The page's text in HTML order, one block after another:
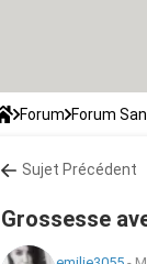
Forum Forum
Sujet Précédent
Grossesse